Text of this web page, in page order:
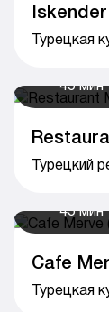
Iskender
Турецкая
45 мин
Турецкий
45 мин
Cafe
Турецкая